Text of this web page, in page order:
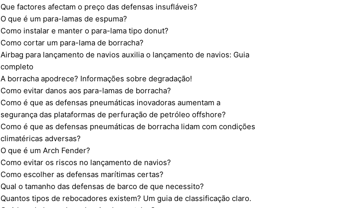
Que factores afectam o preço das defensas insufláveis?
O que é um para-lamas de espuma?
Como instalar e manter o para-lama tipo donut?
Como cortar um para-lama de borracha?
Airbag para lançamento de navios auxilia o lançamento de navios: Guia
completo
A borracha apodrece? Informações sobre degradação!
Como evitar danos aos para-lamas de borracha?
Como é que as defensas pneumáticas inovadoras aumentam a
segurança das plataformas de perfuração de petróleo offshore?
Como é que as defensas pneumáticas de borracha lidam com condições
climatéricas adversas?
O que é um Arch Fender?
Como evitar os riscos no lançamento de navios?
Como escolher as defensas marítimas certas?
Qual o tamanho das defensas de barco de que necessito?
Quantos tipos de rebocadores existem? Um guia de classificação claro.